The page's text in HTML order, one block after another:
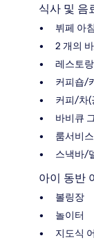
식사 및 음
뷔페 아
2 개의
레스토랑
커피숍/
커피/차(
바비큐
룸서비
스낵바/
아이 동반
볼링장
놀이터
지도식